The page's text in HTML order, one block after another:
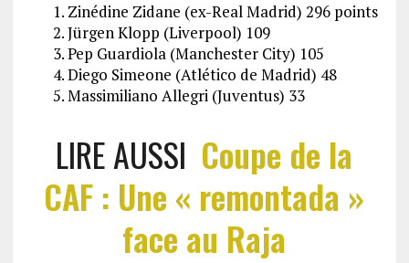
Zinédine Zidane (ex-Real Madrid) 296 points
Jürgen Klopp (Liverpool) 109
Pep Guardiola (Manchester City) 105
Diego Simeone (Atlético de Madrid) 48
Massimiliano Allegri (Juventus) 33
LIRE AUSSI Coupe de la
CAF : Une « remontada »
face au Raja